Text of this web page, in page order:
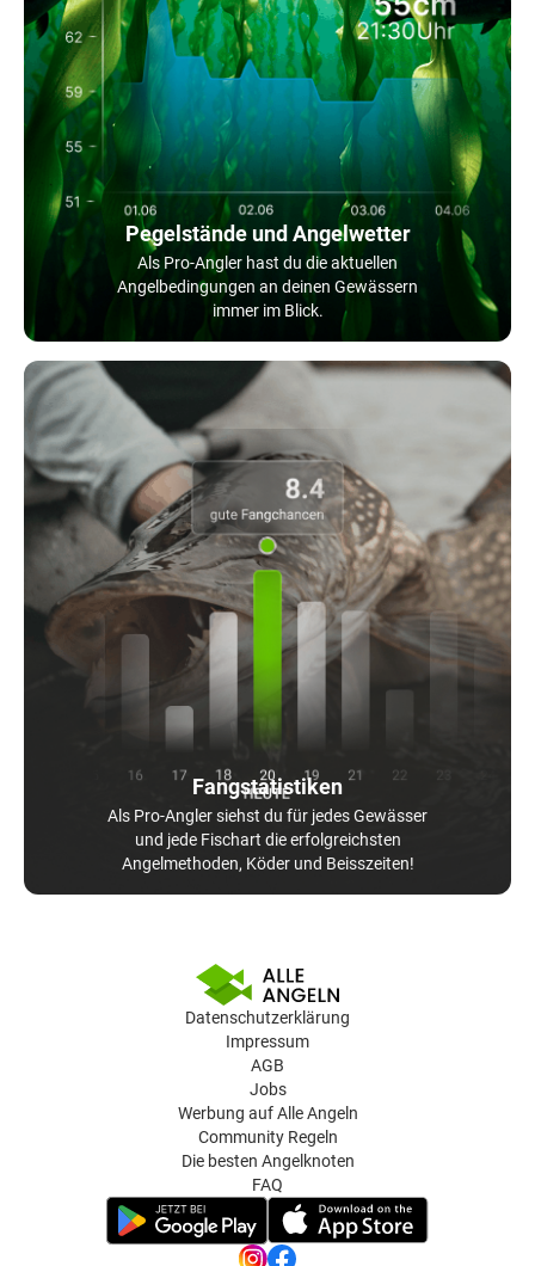
Pegelstände und Angelwetter
Als Pro-Angler hast du die aktuellen
Angelbedingungen an deinen Gewässern
immer im Blick.
Fangstatistiken
Als Pro-Angler siehst du für jedes Gewässer
und jede Fischart die erfolgreichsten
Angelmethoden, Köder und Beisszeiten!
Datenschutzerklärung
Impressum
AGB
Jobs
Werbung auf Alle Angeln
Community Regeln
Die besten Angelknoten
FAQ